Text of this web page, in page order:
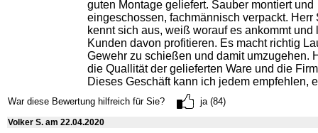
guten Montage geliefert. Sauber montiert und
eingeschossen, fachmännisch verpackt. Herr
kennt sich aus, weiß worauf es ankommt und
Kunden davon profitieren. Es macht richtig
Gewehr zu schießen und damit umzugehen.
die Quallität der gelieferten Ware und die
Dieses Geschäft kann ich jedem empfehlen,
War diese Bewertung hilfreich für Sie? ja (84)
Volker S. am 22.04.2020